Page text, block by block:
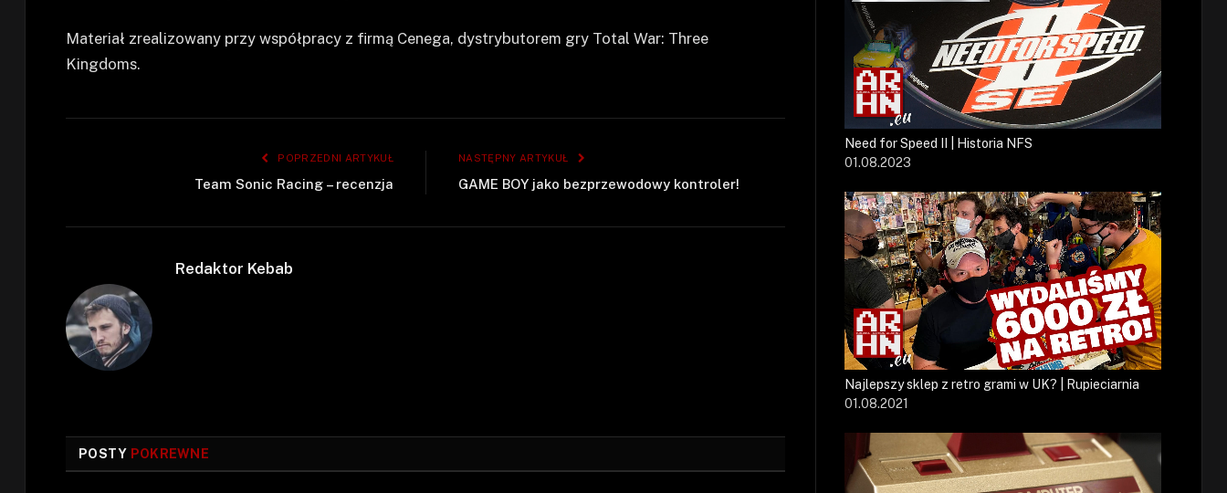
Materiał zrealizowany przy współpracy z firmą Cenega, dystrybutorem gry Total War: Three
Kingdoms.
POPRZEDNI ARTYKUŁ
Team Sonic Racing – recenzja
NASTĘPNY ARTYKUŁ
GAME BOY jako bezprzewodowy kontroler!
Redaktor Kebab
POSTY POKREWNE
Need for Speed II | Historia NFS
01.08.2023
Najlepszy sklep z retro grami w UK? | Rupieciarnia
01.08.2021